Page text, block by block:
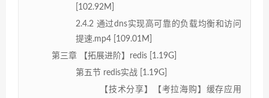
[102.92M]
2.4.2 通过dns实现高可靠的负载均衡和访问
提速.mp4 [109.01M]
第三章 【拓展进阶】redis [1.19G]
第五节 redis实战 [1.19G]
【技术分享】【考拉海购】缓存应用